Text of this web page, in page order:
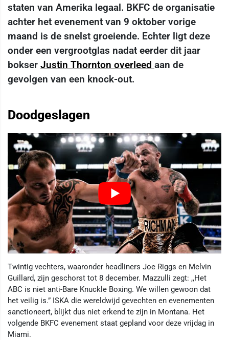
staten van Amerika legaal. BKFC de organisatie
achter het evenement van 9 oktober vorige
maand is de snelst groeiende. Echter ligt deze
onder een vergrootglas nadat eerder dit jaar
bokser Justin Thornton overleed aan de
gevolgen van een knock-out.
Doodgeslagen
Twintig vechters, waaronder headliners Joe Riggs en Melvin
Guillard, zijn geschorst tot 8 december. Mazzulli zegt: ,,Het
ABC is niet anti-Bare Knuckle Boxing. We willen gewoon dat
het veilig is.” ISKA die wereldwijd gevechten en evenementen
sanctioneert, blijkt dus niet erkend te zijn in Montana. Het
volgende BKFC evenement staat gepland voor deze vrijdag in
Miami.